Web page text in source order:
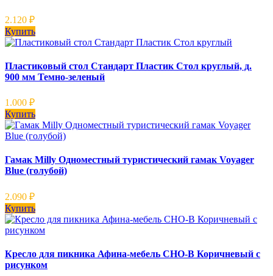
2.120 ₽
Купить
Пластиковый стол Стандарт Пластик Стол круглый, д.
900 мм Темно-зеленый
1.000 ₽
Купить
Гамак Milly Одноместный туристический гамак Voyager
Blue (голубой)
2.090 ₽
Купить
Кресло для пикника Афина-мебель CHO-В Коричневый с
рисунком